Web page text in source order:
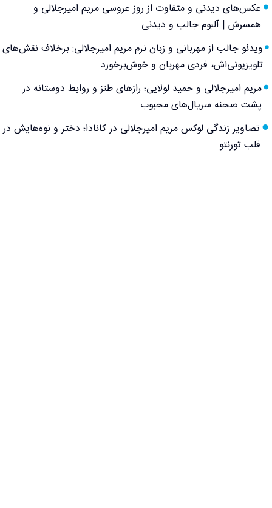
عکس‌های دیدنی و متفاوت از روز عروسی مریم امیرجلالی و
همسرش | آلبوم جالب و دیدنی
ویدئو جالب از مهربانی و زبان نرم مریم امیرجلالی: برخلاف نقش‌های
تلویزیونی‌اش، فردی مهربان و خوش‌برخورد
مریم امیرجلالی و حمید لولایی؛ رازهای طنز و روابط دوستانه در
پشت صحنه سریال‌های محبوب
تصاویر زندگی لوکس مریم امیرجلالی در کانادا؛ دختر و نوه‌هایش در
قلب تورنتو